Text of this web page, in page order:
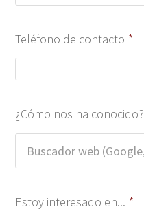
Teléfono de contacto *
¿Cómo nos ha conocido?
Estoy interesado en... *